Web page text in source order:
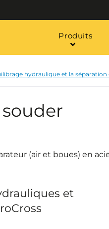
Produits
hydraulique et la séparation
(air et boues) en
et